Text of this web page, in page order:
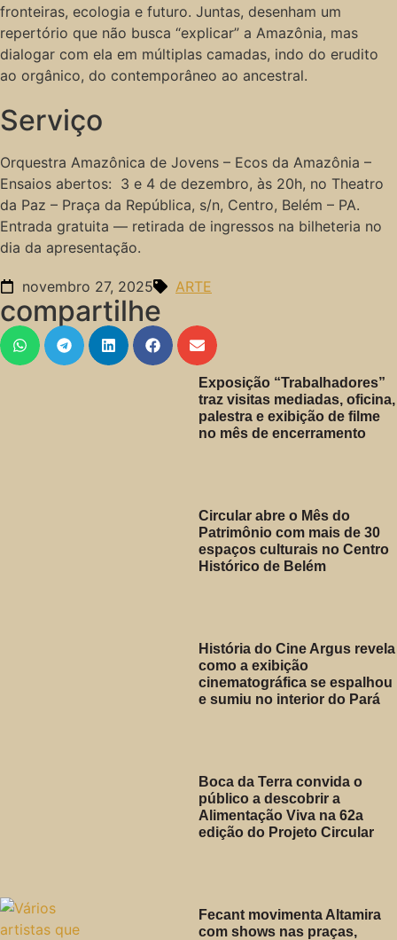
fronteiras, ecologia e futuro. Juntas, desenham um
repertório que não busca “explicar” a Amazônia, mas
dialogar com ela em múltiplas camadas, indo do erudito
ao orgânico, do contemporâneo ao ancestral.
Serviço
Orquestra Amazônica de Jovens – Ecos da Amazônia –
Ensaios abertos: 3 e 4 de dezembro, às 20h, no Theatro
da Paz – Praça da República, s/n, Centro, Belém – PA.
Entrada gratuita — retirada de ingressos na bilheteria no
dia da apresentação.
novembro 27, 2025 ARTE
compartilhe
Exposição “Trabalhadores”
traz visitas mediadas, oficina,
palestra e exibição de filme
no mês de encerramento
Circular abre o Mês do
Patrimônio com mais de 30
espaços culturais no Centro
Histórico de Belém
História do Cine Argus revela
como a exibição
cinematográfica se espalhou
e sumiu no interior do Pará
Boca da Terra convida o
público a descobrir a
Alimentação Viva na 62a
edição do Projeto Circular
Fecant movimenta Altamira
com shows nas praças,